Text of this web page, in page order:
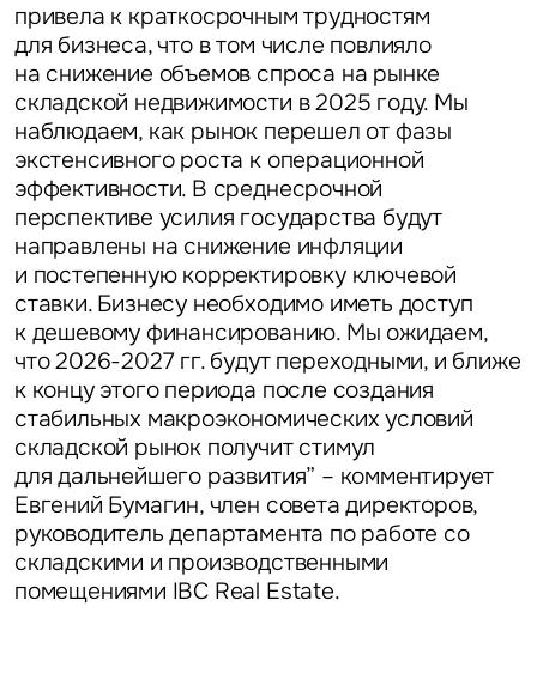
привела к краткосрочным трудностям
для бизнеса, что в том числе повлияло
на снижение объемов спроса на рынке
складской недвижимости в 2025 году. Мы
наблюдаем, как рынок перешел от фазы
экстенсивного роста к операционной
эффективности. В среднесрочной
перспективе усилия государства будут
направлены на снижение инфляции
и постепенную корректировку ключевой
ставки. Бизнесу необходимо иметь доступ
к дешевому финансированию. Мы ожидаем,
что 2026-2027 гг. будут переходными, и ближе
к концу этого периода после создания
стабильных макроэкономических условий
складской рынок получит стимул
для дальнейшего развития” – комментирует
Евгений Бумагин, член совета директоров,
руководитель департамента по работе со
складскими и производственными
помещениями IBC Real Estate.
Задайте свой вопрос
Вопрос
Предложение
Жалоба
Уведомления
Это обязательное поле
Это обязательное поле
Это обязательное поле